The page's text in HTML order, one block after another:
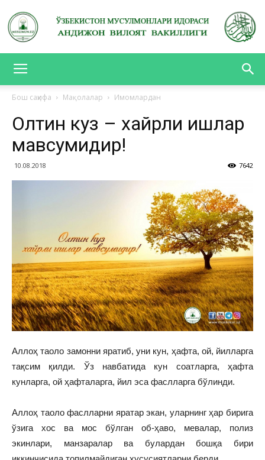
ВИЛОЯТ
Бош саҳифа Мақолалар Имомлардан
Олтин куз – хайрли ишлар
мавсумидир!
10.08.2018 7642
Аллоҳ таоло замонни яратиб, уни кун, ҳафта, ой, йилларга
тақсим қилди. Ўз навбатида кун соатларга, ҳафта
кунларга, ой ҳафталарга, йил эса фаслларга бўлинди.
Аллоҳ таоло фаслларни яратар экан, уларнинг ҳар бирига
ўзига хос ва мос бўлган об-ҳаво, мевалар, полиз
экинлари, манзаралар ва булардан бошқа бири